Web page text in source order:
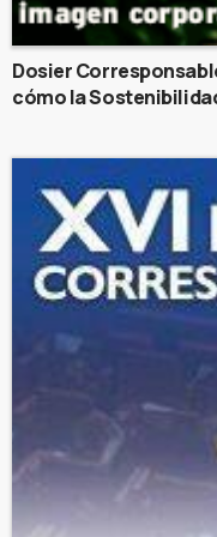
Dosier
cómo la